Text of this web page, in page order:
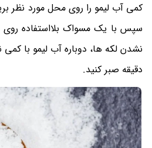
کمی آب لیمو را روی محل مورد نظر
سپس با یک مسواک بلااستفاده
دقیقه صبر کنید.